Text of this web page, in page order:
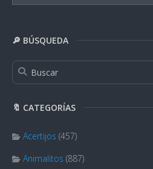
🔎 BÚSQUEDA
🔖 CATEGORÍAS
Acertijos (457)
Animalitos (887)